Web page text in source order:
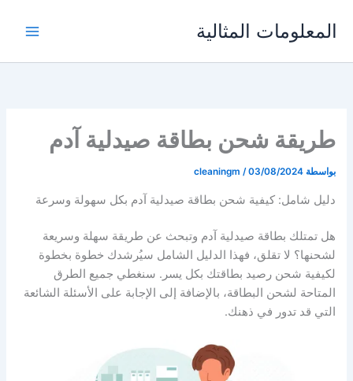
المعلومات المثالية
طريقة شحن بطاقة صيدلية آدم
بواسطة cleaningm /03/08/2024
دليل شامل: كيفية شحن بطاقة صيدلية آدم بكل سهولة وسرعة
هل تمتلك بطاقة صيدلية آدم وتبحث عن طريقة سهلة وسريعة
لشحنها؟ لا تقلق، فهذا الدليل الشامل سيُرشدك خطوة بخطوة
لكيفية شحن رصيد بطاقتك بكل يسر. سنغطي جميع الطرق
المتاحة لشحن البطاقة، بالإضافة إلى الإجابة على الأسئلة الشائعة
التي قد تدور في ذهنك.